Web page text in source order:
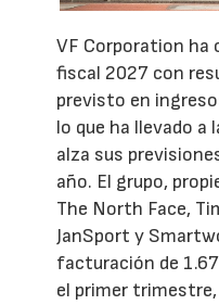
VF Corporation ha
fiscal 2027 con
previsto en
lo que ha llevado a
alza sus
año. El grupo,
The North Face,
JanSport y
facturación de
el primer trimestre,